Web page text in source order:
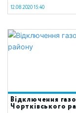
12.08.2020 15:40
Відключення
Чортківського